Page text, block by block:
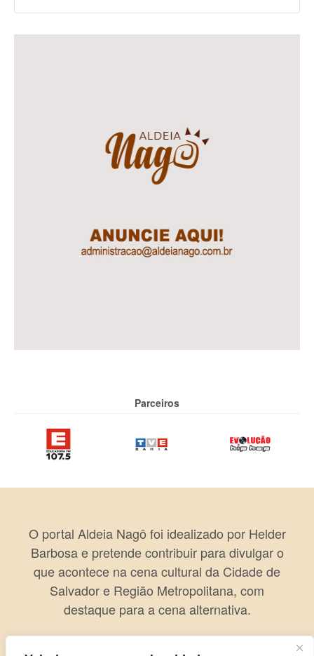
Parceiros
O portal Aldeia Nagô foi idealizado por Helder
Barbosa e pretende contribuir para divulgar o
que acontece na cena cultural da Cidade de
Salvador e Região Metropolitana, com
destaque para a cena alternativa.